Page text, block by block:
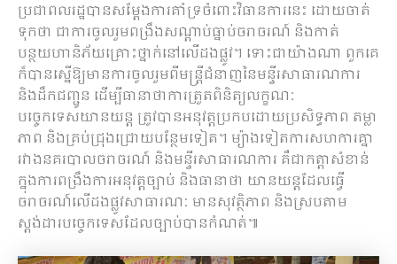
ប្រជាពលរដ្ឋបានសម្តែងការគាំទ្រចំពោះវិធានការនេះ ដោយចាត់
ទុកថា ជាការចូលរួមពង្រឹងសណ្តាប់ធ្នាប់ចរាចរណ៍ និងកាត់
បន្ថយហានិភ័យគ្រោះថ្នាក់នៅលើដងផ្លូវ។ ទោះជាយ៉ាងណា ពួកគេ
ក៏បានស្នើឱ្យមានការចូលរួមពីមន្ត្រីជំនាញនៃមន្ទីរសាធារណការ
និងដឹកជញ្ជូន ដើម្បីធានាថាការត្រួតពិនិត្យលក្ខណៈ
បច្ចេកទេសយានយន្ត ត្រូវបានអនុវត្តប្រកបដោយប្រសិទ្ធភាព តម្លា
ភាព និងគ្រប់ជ្រុងជ្រោយបន្ថែមទៀត។ ម្យ៉ាងទៀតការសហការគ្នា
រវាងនគរបាលចរាចរណ៍ និងមន្ទីរសាធារណការ គឺជាកត្តាសំខាន់
ក្នុងការពង្រឹងការអនុវត្តច្បាប់ និងធានាថា យានយន្តដែលធ្វើ
ចរាចរណ៍លើដងផ្លូវសាធារណៈ មានសុវត្ថិភាព និងស្របតាម
ស្តង់ដារបច្ចេកទេសដែលច្បាប់បានកំណត់៕